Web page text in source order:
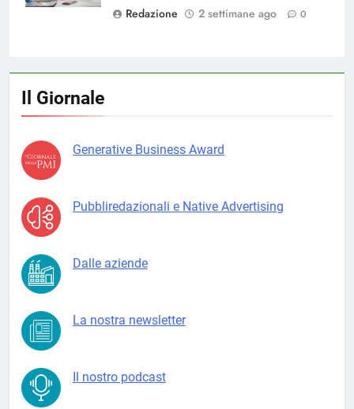
Redazione
2 settimane ago 0
Il Giornale
Generative Business Award
Pubbliredazionali e Native Advertising
Dalle aziende
La nostra newsletter
Il nostro podcast